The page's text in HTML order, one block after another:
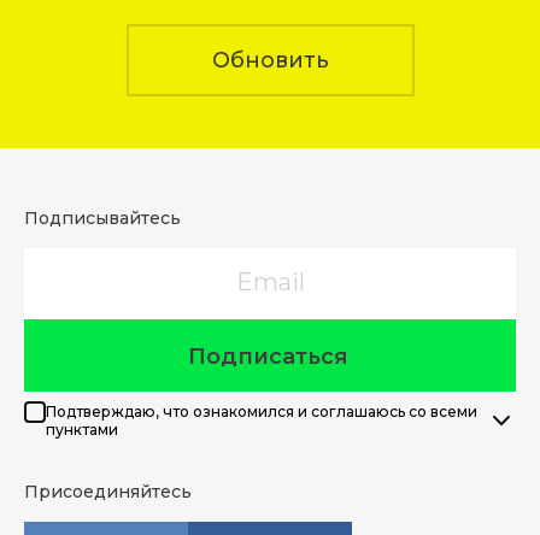
Обновить
Подписывайтесь
Подписаться
Подтверждаю, что ознакомился и соглашаюсь со всеми
пунктами
Присоединяйтесь